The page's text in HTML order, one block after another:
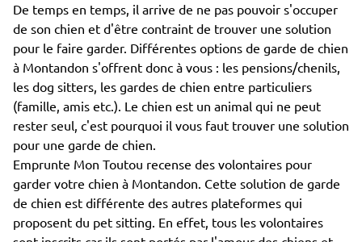
De temps en temps, il arrive de ne pas pouvoir s'occuper
de son chien et d'être contraint de trouver une solution
pour le faire garder. Différentes options de garde de chien
à Montandon s'offrent donc à vous : les pensions/chenils,
les dog sitters, les gardes de chien entre particuliers
(famille, amis etc.). Le chien est un animal qui ne peut
rester seul, c'est pourquoi il vous faut trouver une solution
pour une garde de chien.
Emprunte Mon Toutou recense des volontaires pour
garder votre chien à Montandon. Cette solution de garde
de chien est différente des autres plateformes qui
proposent du pet sitting. En effet, tous les volontaires